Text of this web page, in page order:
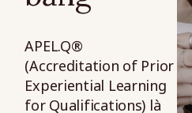
APEL.Q®
(Accreditation of Prior
Experiential Learning
for Qualifications) là